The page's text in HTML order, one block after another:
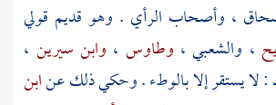
، وأصحاب الرأي . وهو قديم قولي
، والشعبي ، وطاوس ، وابن سيرين ،
: لا يستقر إلا بالوطء . وحكي ذلك عنابن